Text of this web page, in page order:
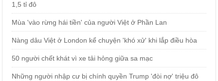
1,5 tỉ đô
Mùa 'vào rừng hái tiền' của người Việt ở Phần Lan
Nàng dâu Việt ở London kể chuyện 'khó xử' khi lắp điều hòa
50 người chết khát vì xe tải hỏng giữa sa mạc
Những người nhập cư bị chính quyền Trump 'đòi nợ' triệu đô